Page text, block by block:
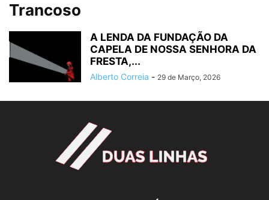
Trancoso
A LENDA DA FUNDAÇÃO DA
CAPELA DE NOSSA SENHORA DA
FRESTA,...
Alberto Correia - 29 de Março, 2026